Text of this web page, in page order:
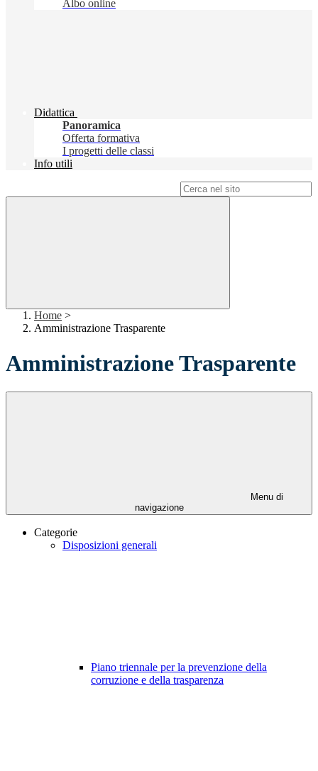
Albo online
Didattica
Panoramica
Offerta formativa
I progetti delle classi
Info utili
Home >
Amministrazione Trasparente
Amministrazione Trasparente
Menu di
navigazione
Categorie
Disposizioni generali
Piano triennale per la prevenzione della
corruzione e della trasparenza